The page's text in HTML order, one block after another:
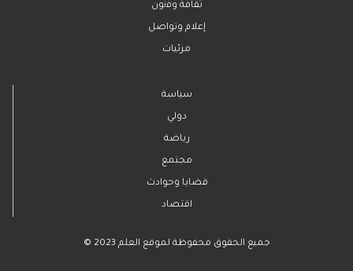
ﺛﻘﺎﻓﺔ وﻓﻧون
إعلام وتواصل
مرئيات
سياسة
دولي
رياضة
مجتمع
قضايا وحوادث
اقتصاد
© 2023 جميع الحقوق محفوظة لموقع العلم